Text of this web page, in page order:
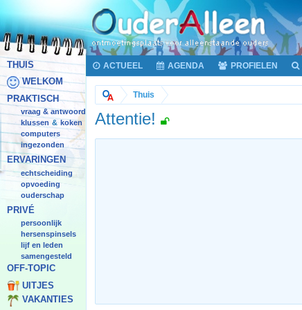
THUIS
WELKOM
PRAKTISCH
vraag & antwoord
klussen & koken
computers
ingezonden
ERVARINGEN
echtscheiding
opvoeding
ouderschap
PRIVÉ
persoonlijk
hersenspinsels
lijf en leden
samengesteld
OFF-TOPIC
UITJES
VAKANTIES
ACTUEEL AGENDA PROFIELEN
Thuis
Attentie!